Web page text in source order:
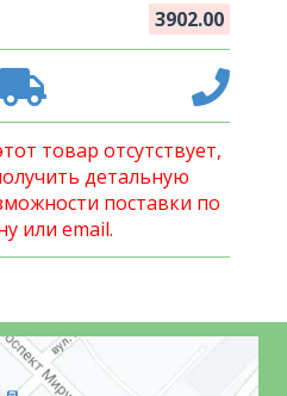
3902.00
товар отсутствует,
детальную
поставки по
или email.